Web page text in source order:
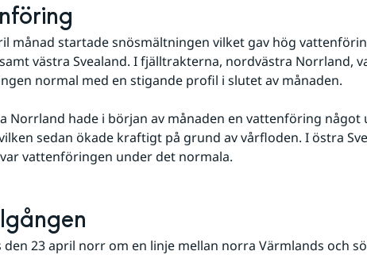
månad startade snösmältningen vilket gav hög
västra Svealand. I fjälltrakterna, nordvästra Norrland,
normal med en stigande profil i slutet av månaden.
sedan ökade kraftigt på grund av vårfloden. I östra
vattenföringen under det normala.
den 23 april norr om en linje mellan norra Värmlands och